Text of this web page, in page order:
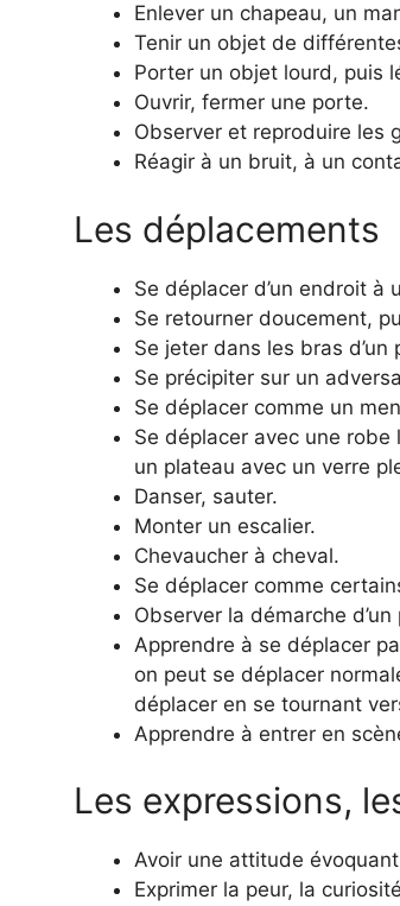
Enlever un chapeau, un
Tenir un objet de
Porter un objet lourd, puis
Ouvrir, fermer une porte.
Observer et reproduire les
Réagir à un bruit, à un
Les déplacements
Se déplacer d’un endroit
Se retourner doucement,
Se jeter dans les bras
Se précipiter sur un
Se déplacer comme un
Se déplacer avec une
un plateau avec un verre
Danser, sauter.
Monter un escalier.
Chevaucher à cheval.
Se déplacer comme
Observer la démarche d’un
Apprendre à se déplacer
on peut se déplacer
déplacer en se tournant
Apprendre à entrer en
Les expressions,
Avoir une attitude
Exprimer la peur, la